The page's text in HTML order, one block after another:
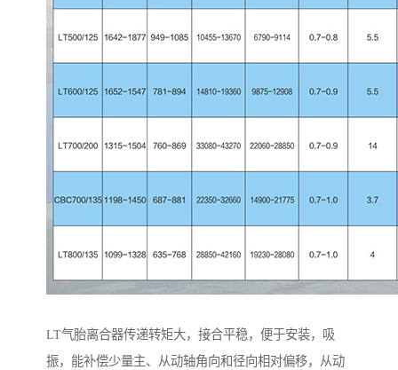
LT气胎离合器传递转矩大，接合平稳，便于安装，吸
振，能补偿少量主、从动轴角向和径向相对偏移，从动